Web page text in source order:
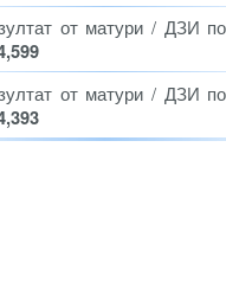
от матури / ДЗИ
от матури / ДЗИ